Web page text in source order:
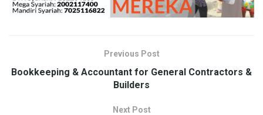
Previous Post
Bookkeeping & Accountant for General Contractors &
Builders
Next Post